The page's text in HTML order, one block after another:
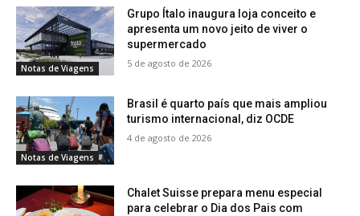
Notas de Viagens
Grupo Ítalo inaugura loja conceito e
apresenta um novo jeito de viver o
supermercado
5 de agosto de 2026
Notas de Viagens
Brasil é quarto país que mais ampliou
turismo internacional, diz OCDE
4 de agosto de 2026
Chalet Suisse prepara menu especial
para celebrar o Dia dos Pais com